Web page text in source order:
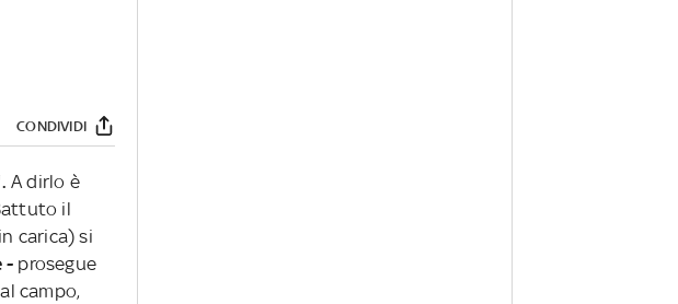
CONDIVIDI
A dirlo è
il
carica) si
- prosegue
campo,